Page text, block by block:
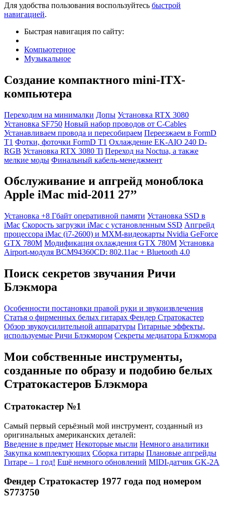
Для удобства пользования воспользуйтесь быстрой
навигацией.
Быстрая навигация по сайту:
Компьютерное
Музыкальное
Создание компактного mini-ITX-
компьютера
Переходим на минималки Допы Установка RTX 3080
Установка SF750 Новый набор проводов от C-Cables
Устанавливаем провода и пересобираем Переезжаем в FormD
T1 Фотки, фоточки FormD T1 Охлаждение EK-AIO 240 D-
RGB Установка RTX 3080 Ti Переход на Noctua, а также
мелкие моды Финальный кабель-менеджмент
Обслуживание и апгрейд моноблока
Apple iMac mid-2011 27’’
Установка +8 Гбайт оперативной памяти Установка SSD в
iMac Скорость загрузки iMac с установленным SSD Апгрейд
процессора iMac (i7-2600) и MXM-видеокарты Nvidia GeForce
GTX 780M Модификация охлаждения GTX 780M Установка
Airport-модуля BCM94360CD: 802.11ac + Bluetooth 4.0
Поиск секретов звучания Ричи
Блэкмора
Особенности постановки правой руки и звукоизвлечения
Статья о фирменных белых гитарах Фендер Стратокастер
Обзор звукоусилительной аппаратуры Гитарные эффекты,
используемые Ричи Блэкмором Секреты медиатора Блэкмора
Мои собственные инструменты,
созданные по образу и подобию белых
Стратокастеров Блэкмора
Стратокастер №1
Самый первый серьёзный мой инструмент, созданный из
оригинальных американских деталей:
Введение в предмет Некоторые мысли Немного аналитики
Закупка комплектующих Сборка гитары Плановые апгрейды
Гитаре – 1 год! Ещё немного обновлений MIDI-датчик GK-2A
Фендер Стратокастер 1977 года под номером
S773750